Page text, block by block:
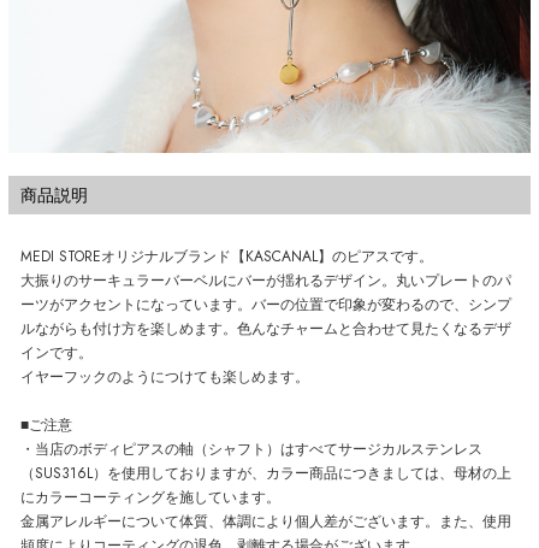
商品説明
MEDI STOREオリジナルブランド【KASCANAL】のピアスです。
大振りのサーキュラーバーベルにバーが揺れるデザイン。丸いプレートのパ
ーツがアクセントになっています。バーの位置で印象が変わるので、シンプ
ルながらも付け方を楽しめます。色んなチャームと合わせて見たくなるデザ
インです。
イヤーフックのようにつけても楽しめます。
■ご注意
・当店のボディピアスの軸（シャフト）はすべてサージカルステンレス
（SUS316L）を使用しておりますが、カラー商品につきましては、母材の上
にカラーコーティングを施しています。
金属アレルギーについて体質、体調により個人差がございます。また、使用